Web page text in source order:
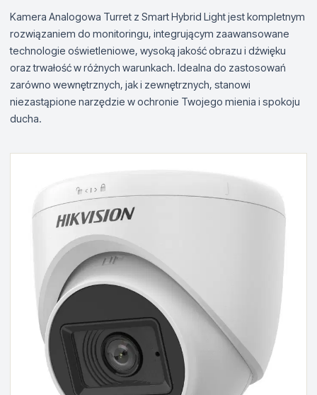
Kamera Analogowa Turret z Smart Hybrid Light jest kompletnym
rozwiązaniem do monitoringu, integrującym zaawansowane
technologie oświetleniowe, wysoką jakość obrazu i dźwięku
oraz trwałość w różnych warunkach. Idealna do zastosowań
zarówno wewnętrznych, jak i zewnętrznych, stanowi
niezastąpione narzędzie w ochronie Twojego mienia i spokoju
ducha.